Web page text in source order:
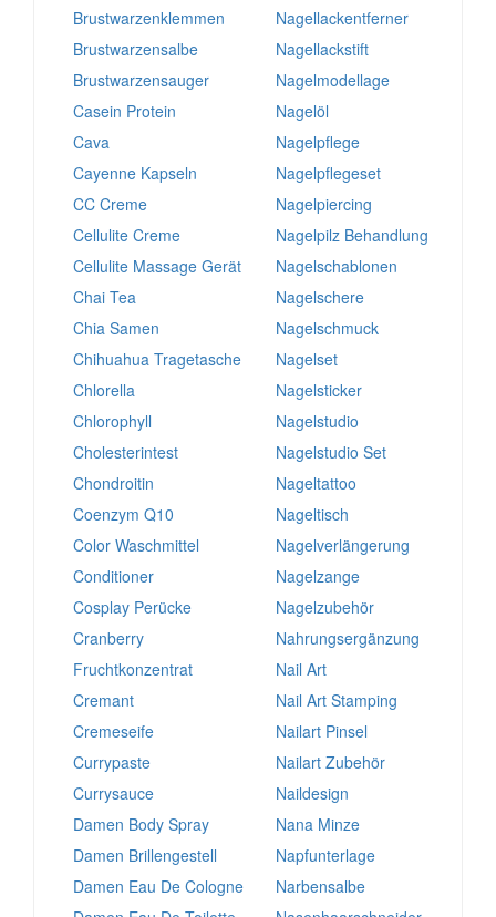
Brustwarzenklemmen
Brustwarzensalbe
Brustwarzensauger
Casein Protein
Cava
Cayenne Kapseln
CC Creme
Cellulite Creme
Cellulite Massage Gerät
Chai Tea
Chia Samen
Chihuahua Tragetasche
Chlorella
Chlorophyll
Cholesterintest
Chondroitin
Coenzym Q10
Color Waschmittel
Conditioner
Cosplay Perücke
Cranberry
Fruchtkonzentrat
Cremant
Cremeseife
Currypaste
Currysauce
Damen Body Spray
Damen Brillengestell
Damen Eau De Cologne
Nagellackentferner
Nagellackstift
Nagelmodellage
Nagelöl
Nagelpflege
Nagelpflegeset
Nagelpiercing
Nagelpilz Behandlung
Nagelschablonen
Nagelschere
Nagelschmuck
Nagelset
Nagelsticker
Nagelstudio
Nagelstudio Set
Nageltattoo
Nageltisch
Nagelverlängerung
Nagelzange
Nagelzubehör
Nahrungsergänzung
Nail Art
Nail Art Stamping
Nailart Pinsel
Nailart Zubehör
Naildesign
Nana Minze
Napfunterlage
Narbensalbe